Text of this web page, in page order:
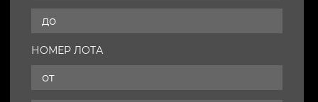
НОМЕР ЛОТА